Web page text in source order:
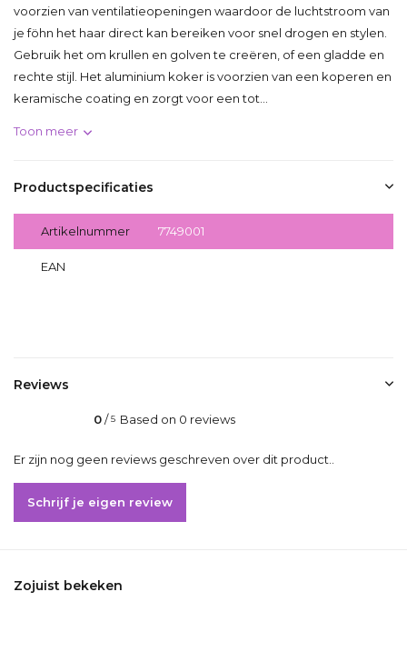
voorzien van ventilatieopeningen waardoor de luchtstroom van
je föhn het haar direct kan bereiken voor snel drogen en stylen.
Gebruik het om krullen en golven te creëren, of een gladde en
rechte stijl. Het aluminium koker is voorzien van een koperen en
keramische coating en zorgt voor een tot...
Toon meer
Productspecificaties
Artikelnummer 7749001
EAN
Reviews
0/5 Based on 0 reviews
Er zijn nog geen reviews geschreven over dit product..
Schrijf je eigen review
Zojuist bekeken